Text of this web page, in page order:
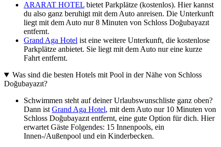
ARARAT HOTEL bietet Parkplätze (kostenlos). Hier kannst
du also ganz beruhigt mit dem Auto anreisen. Die Unterkunft
liegt mit dem Auto nur 8 Minuten von Schloss Doğubayazıt
entfernt.
Grand Aga Hotel ist eine weitere Unterkunft, die kostenlose
Parkplätze anbietet. Sie liegt mit dem Auto nur eine kurze
Fahrt entfernt.
Was sind die besten Hotels mit Pool in der Nähe von Schloss
Doğubayazıt?
Schwimmen steht auf deiner Urlaubswunschliste ganz oben?
Dann ist Grand Aga Hotel, mit dem Auto nur 10 Minuten von
Schloss Doğubayazıt entfernt, eine gute Option für dich. Hier
erwartet Gäste Folgendes: 15 Innenpools, ein
Innen-/Außenpool und ein Kinderbecken.